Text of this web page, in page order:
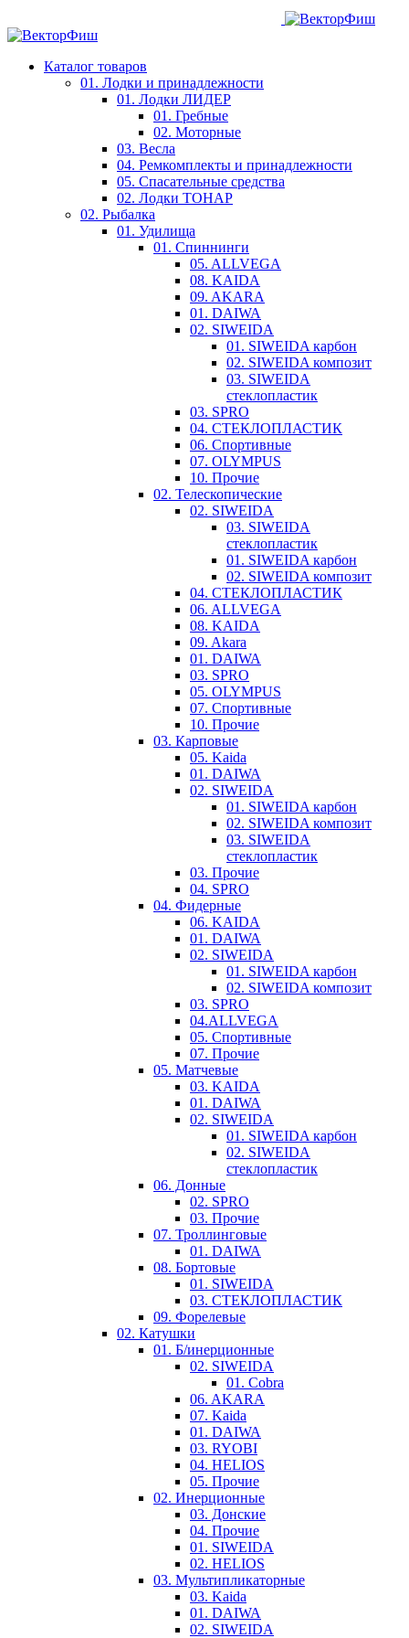
Каталог товаров
01. Лодки и принадлежности
01. Лодки ЛИДЕР
01. Гребные
02. Моторные
03. Весла
04. Ремкомплекты и принадлежности
05. Спасательные средства
02. Лодки ТОНАР
02. Рыбалка
01. Удилища
01. Спиннинги
05. ALLVEGA
08. KAIDA
09. AKARA
01. DAIWA
02. SIWEIDA
01. SIWEIDA карбон
02. SIWEIDA композит
03. SIWEIDA
стеклопластик
03. SPRO
04. СТЕКЛОПЛАСТИК
06. Спортивные
07. OLYMPUS
10. Прочие
02. Телескопические
02. SIWEIDA
03. SIWEIDA
стеклопластик
01. SIWEIDA карбон
02. SIWEIDA композит
04. СТЕКЛОПЛАСТИК
06. ALLVEGA
08. KAIDA
09. Akara
01. DAIWA
03. SPRO
05. OLYMPUS
07. Спортивные
10. Прочие
03. Карповые
05. Kaida
01. DAIWA
02. SIWEIDA
01. SIWEIDA карбон
02. SIWEIDA композит
03. SIWEIDA
стеклопластик
03. Прочие
04. SPRO
04. Фидерные
06. KAIDA
01. DAIWA
02. SIWEIDA
01. SIWEIDA карбон
02. SIWEIDA композит
03. SPRO
04.ALLVEGA
05. Спортивные
07. Прочие
05. Матчевые
03. KAIDA
01. DAIWA
02. SIWEIDA
01. SIWEIDA карбон
02. SIWEIDA
стеклопластик
06. Донные
02. SPRO
03. Прочие
07. Троллинговые
01. DAIWA
08. Бортовые
01. SIWEIDA
03. СТЕКЛОПЛАСТИК
09. Форелевые
02. Катушки
01. Б/инерционные
02. SIWEIDA
01. Cobra
06. AKARA
07. Kaida
01. DAIWA
03. RYOBI
04. HELIOS
05. Прочие
02. Инерционные
03. Донские
04. Прочие
01. SIWEIDA
02. HELIOS
03. Мультипликаторные
03. Kaida
01. DAIWA
02. SIWEIDA